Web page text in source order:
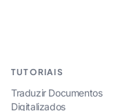
TUTORIAIS
Traduzir Documentos
Digitalizados